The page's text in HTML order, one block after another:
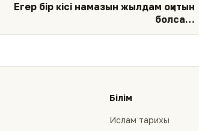
Егер бір кісі намазын жылдам оқитын
болса…
Білім
Ислам тарихы